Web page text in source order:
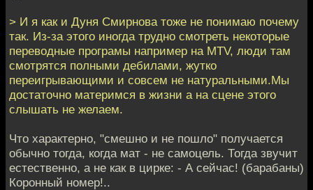
> И я как и Дуня Смирнова тоже не понимаю почему
так. Из-за этого иногда трудно смотреть некоторые
переводные програмы например на MTV, люди там
смотрятся полными дебилами, жутко
переигрывающими и совсем не натуральными.Мы
достаточно материмся в жизни а на сцене этого
слышать не желаем.
Что характерно, "смешно и не пошло" получается
обычно тогда, когда мат - не самоцель. Тогда звучит
естественно, а не как в цирке: - А сейчас! (барабаны)
Коронный номер!..